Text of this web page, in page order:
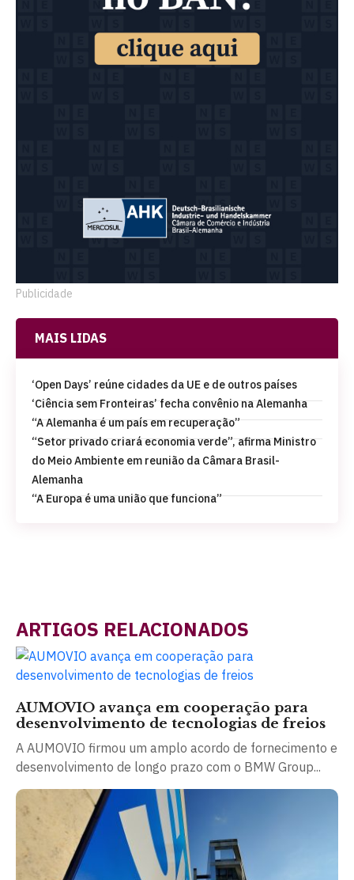
Publicidade
MAIS LIDAS
‘Open Days’ reúne cidades da UE e de outros países
‘Ciência sem Fronteiras’ fecha convênio na Alemanha
“A Alemanha é um país em recuperação”
“Setor privado criará economia verde”, afirma Ministro
do Meio Ambiente em reunião da Câmara Brasil-
Alemanha
“A Europa é uma união que funciona”
ARTIGOS RELACIONADOS
AUMOVIO avança em cooperação para
desenvolvimento de tecnologias de freios
A AUMOVIO firmou um amplo acordo de fornecimento e
desenvolvimento de longo prazo com o BMW Group...